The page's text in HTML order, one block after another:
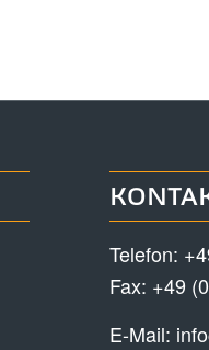
Telefon:
Fax: +49
E-Mail: